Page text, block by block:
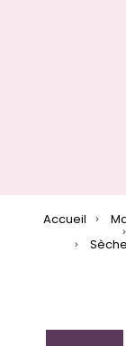
Accueil